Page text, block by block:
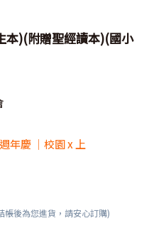
本)(附贈聖經讀本)(國小
年慶 ｜校園 x 上
帳後為您進貨，請安心訂購)